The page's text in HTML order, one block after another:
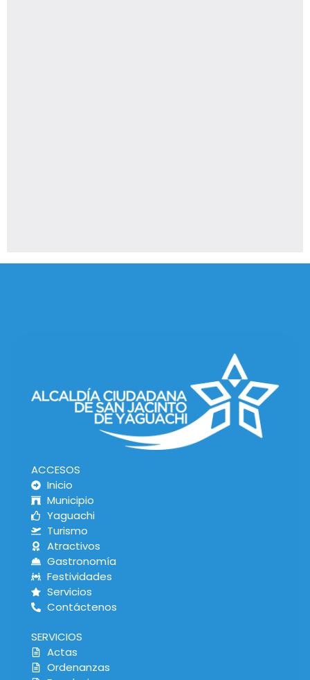
ACCESOS
Inicio
Municipio
Yaguachi
Turismo
Atractivos
Gastronomía
Festividades
Servicios
Contáctenos
SERVICIOS
Actas
Ordenanzas